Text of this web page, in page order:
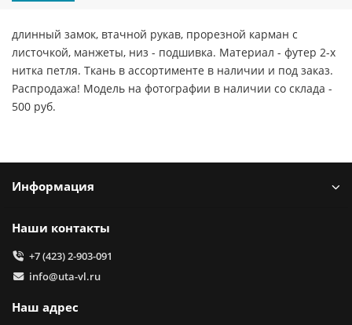
длинный замок, втачной рукав, прорезной карман с
листочкой, манжеты, низ - подшивка. Материал - футер 2-х
нитка петля. Ткань в ассортименте в наличии и под заказ.
Распродажа! Модель на фотографии в наличии со склада -
500 руб.
Информация
Наши контакты
+7 (423) 2-903-091
info@uta-vl.ru
Наш адрес